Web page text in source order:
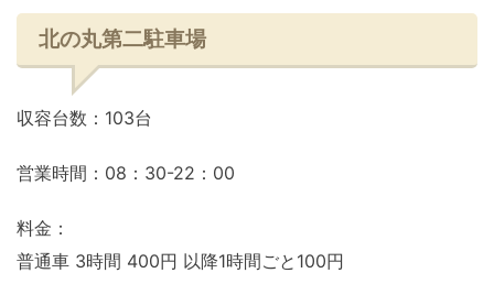
北の丸第二駐車場
収容台数：103台
営業時間：08：30-22：00
料金：
普通車 3時間 400円 以降1時間ごと100円